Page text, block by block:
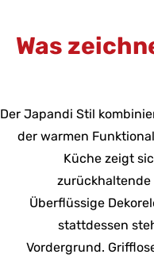
Was
Der Japandi Stil
der warmen
Küche zeigt
zurückhaltende
Überflüssige
stattdessen
Vordergrund.